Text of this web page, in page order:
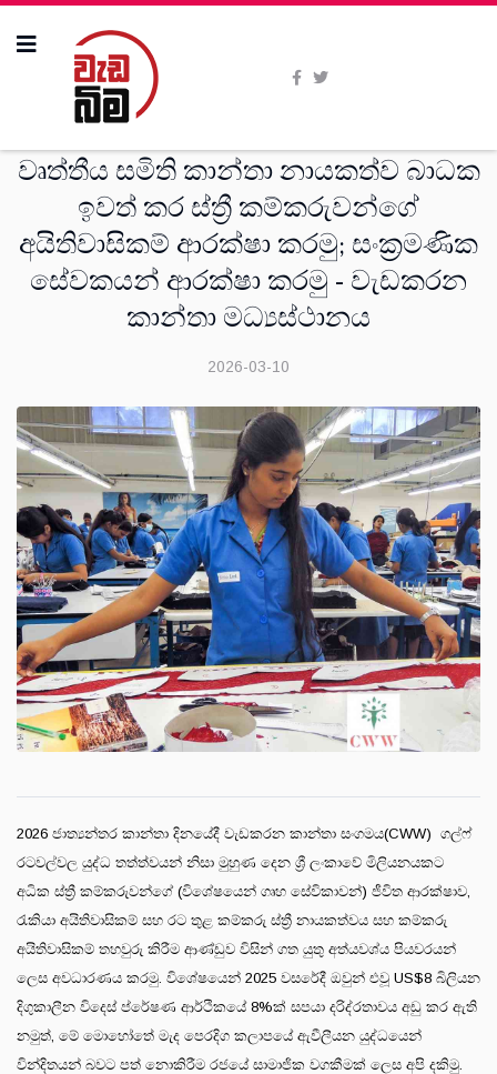
වෘත්තීය සමිති කාන්තා නායකත්ව බාධක
ඉවත් කර ස්ත්‍රී කම්කරුවන්ගේ
අයිතිවාසිකම් ආරක්ෂා කරමු; සංක්‍රමණික
සේවකයන් ආරක්ෂා කරමු - වැඩකරන
කාන්තා මධ්‍යස්ථානය
2026-03-10
2026 ජාත්‍යන්තර කාන්තා දිනයේදී වැඩකරන කාන්තා සංගමය(CWW) ගල්ෆ්
රටවල්වල යුද්ධ තත්ත්වයන් නිසා මුහුණ දෙන ශ්‍රී ලංකාවේ මිලියනයකට
අධික ස්ත්‍රී කම්කරුවන්ගේ (විශේෂයෙන් ගෘහ සේවිකාවන්) ජීවිත ආරක්ෂාව,
රැකියා අයිතිවාසිකම් සහ රට තුළ කම්කරු ස්ත්‍රී නායකත්වය සහ කම්කරු
අයිතිවාසිකම් තහවුරු කිරීම ආණ්ඩුව විසින් ගත යුතු අත්යවශ්ය පියවරයන්
ලෙස අවධාරණය කරමු. විශේෂයෙන් 2025 වසරේදී ඔවුන් එවූ US$8 බිලියන
දිගුකාලීන විදෙස් ප්රේෂණ ආර්ථිකයේ 8%ක් සපයා දරිද්රතාවය අඩු කර ඇති
නමුත්, මේ මොහෝතේ මැද පෙරදිග කලාපයේ ඇවීලීයන යුද්ධයෙන්
වින්දිතයන් බවට පත් නොකිරීම රජයේ සාමාජික වගකීමක් ලෙස අපි දකිමු.